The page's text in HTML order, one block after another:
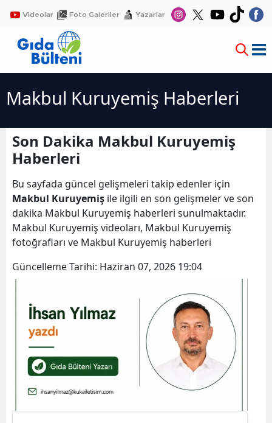
Videolar Foto Galeriler Yazarlar
Makbul Kuruyemiş Haberleri
Son Dakika Makbul Kuruyemiş
Haberleri
Bu sayfada güncel gelişmeleri takip edenler için
Makbul Kuruyemiş ile ilgili en son gelişmeler ve son
dakika Makbul Kuruyemiş haberleri sunulmaktadır.
Makbul Kuruyemiş videoları, Makbul Kuruyemiş
fotoğrafları ve Makbul Kuruyemiş haberleri
Güncelleme Tarihi: Haziran 07, 2026 19:04